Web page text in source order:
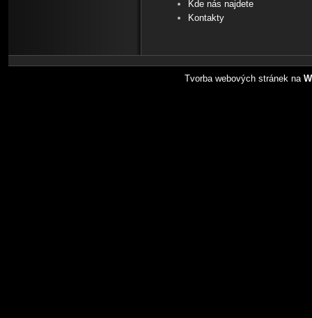
Kde nás najdete
Kontakty
Tvorba webových stránek na